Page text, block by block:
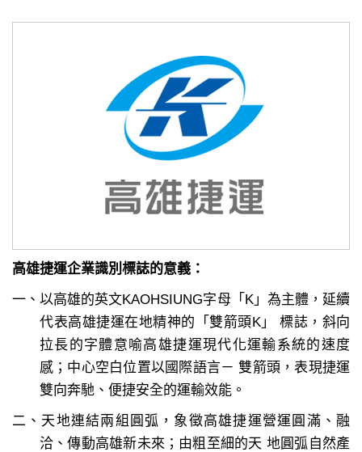
高雄捷運企業識別標誌的意義：
一、以高雄的英文KAOHSIUNG字母「K」為主體，延續
代表高雄捷運在地精神的「雙箭頭K」 標誌，斜向
拉長的字體意喻高雄捷運現代化運輸系統的速度
感；中心空白位置以國際語言－ 雙箭頭，表現捷運
雙向奔馳、便捷安全的運輸效能。
二、天地連結兩組圓弧，象徵高雄捷運營運圓滿、融
洽、傳動高雄新未來；由粗至細的天 地圓弧自然產